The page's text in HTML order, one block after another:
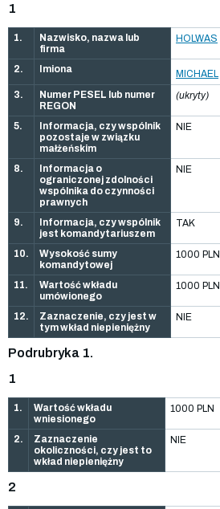
1
1.
Nazwisko, nazwa lub
firma
HOLWAS
2. Imiona
MICHAEL
3.
Numer PESEL lub numer
REGON
(ukryty)
5.
Informacja, czy wspólnik
pozostaje w związku
małżeńskim
NIE
8.
Informacja o
ograniczonej zdolności
wspólnika do czynności
prawnych
NIE
9.
Informacja, czy wspólnik
jest komandytariuszem
TAK
10.
Wysokość sumy
komandytowej
1000 PLN
11.
Wartość wkładu
umówionego
1000 PLN
12.
Zaznaczenie, czy jest w
tym wkład niepieniężny
NIE
Podrubryka 1.
1
1.
Wartość wkładu
wniesionego
1000 PLN
2.
Zaznaczenie
okoliczności, czy jest to
wkład niepieniężny
NIE
2